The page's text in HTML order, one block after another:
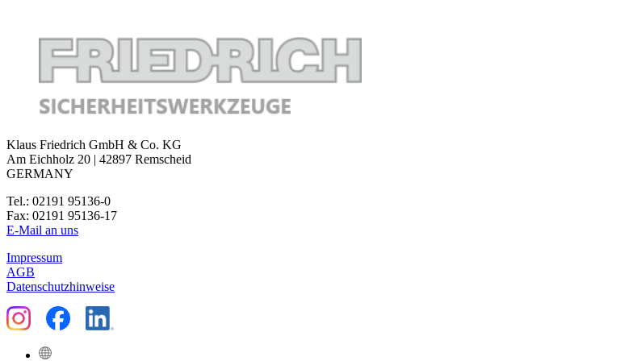
Klaus Friedrich GmbH & Co. KG
Am Eichholz 20 | 42897 Remscheid
GERMANY
Tel.: 02191 95136-0
Fax: 02191 95136-17
E-Mail an uns
Impressum
AGB
Datenschutzhinweise